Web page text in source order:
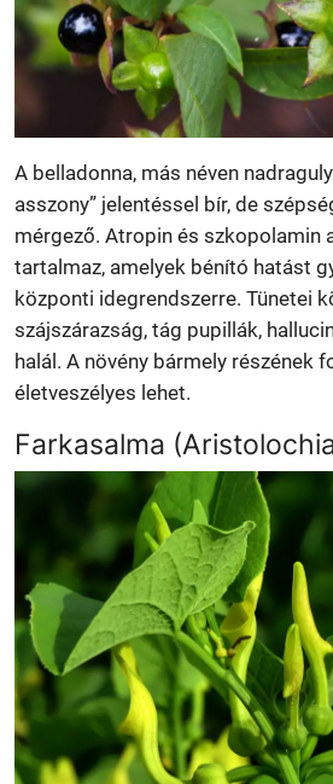
A belladonna, más néven
asszony” jelentéssel bír, de
mérgező. Atropin és szkopolamin
tartalmaz, amelyek bénító hatást
központi idegrendszerre. Tünetei
szájszárazság, tág pupillák,
halál. A növény bármely részének
életveszélyes lehet.
Farkasalma